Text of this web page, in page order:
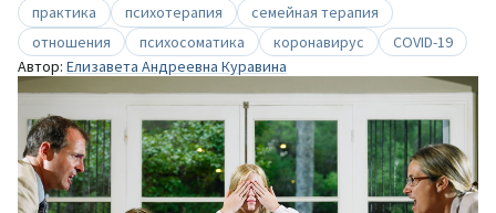
практика психотерапия
семейная терапия
отношения
психосоматика коронавирус
COVID-19
Автор: Елизавета Андреевна Куравина